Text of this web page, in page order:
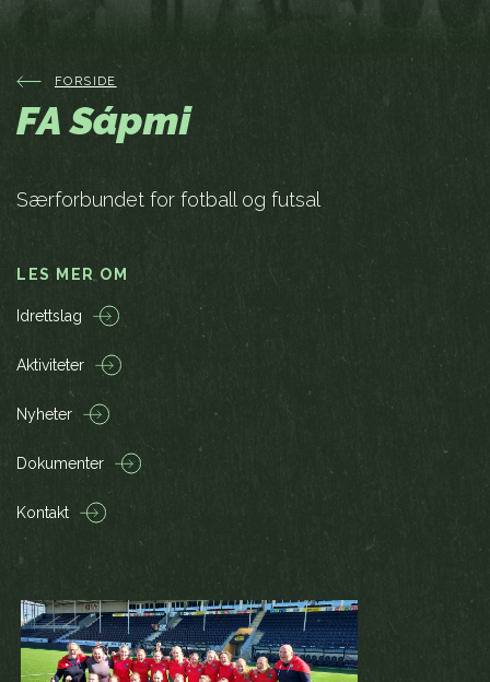
FORSIDE
FA Sápmi
Særforbundet for fotball og futsal
LES MER OM
Idrettslag
Aktiviteter
Nyheter
Dokumenter
Kontakt